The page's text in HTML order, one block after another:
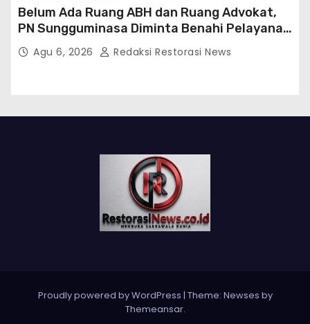
Belum Ada Ruang ABH dan Ruang Advokat,
PN Sungguminasa Diminta Benahi Pelayanan
PublikAgu 6, 2026 Redaksi Restorasi News
Proudly powered by WordPress | Theme: Newses by
Themeansar.